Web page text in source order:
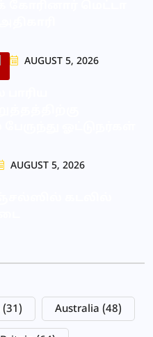
AUGUST 5, 2026
AUGUST 5, 2026
(31) Australia (48)